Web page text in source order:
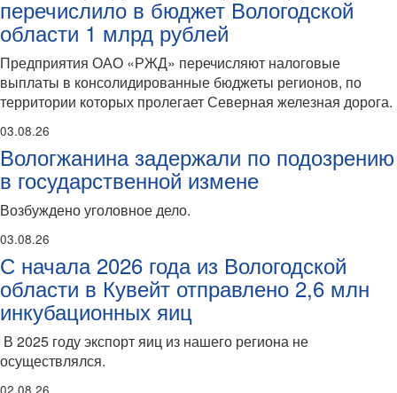
перечислило в бюджет Вологодской
области 1 млрд рублей
Предприятия ОАО «РЖД» перечисляют налоговые
выплаты в консолидированные бюджеты регионов, по
территории которых пролегает Северная железная дорога.
03.08.26
Вологжанина задержали по подозрению
в государственной измене
Возбуждено уголовное дело.
03.08.26
С начала 2026 года из Вологодской
области в Кувейт отправлено 2,6 млн
инкубационных яиц
В 2025 году экспорт яиц из нашего региона не
осуществлялся.